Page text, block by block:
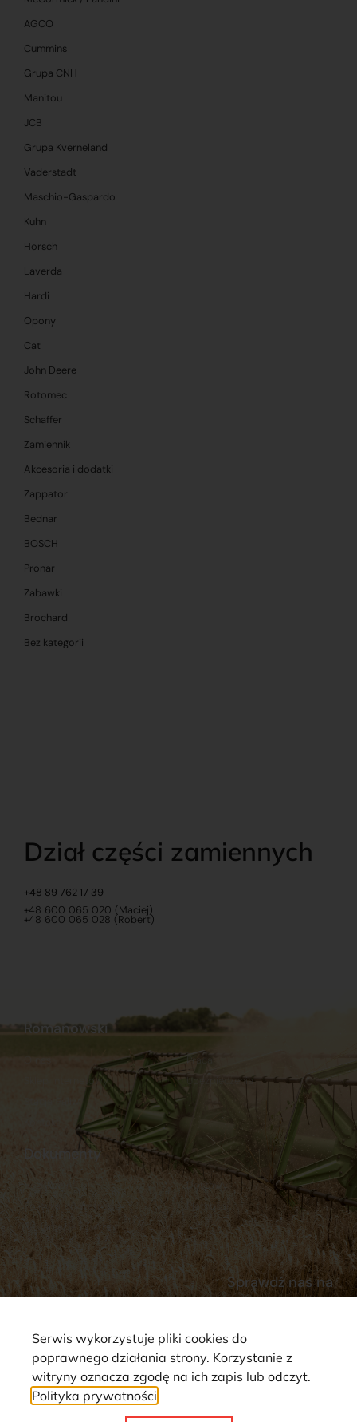
AGCO
Cummins
Grupa CNH
Manitou
JCB
Grupa Kverneland
Vaderstadt
Maschio-Gaspardo
Kuhn
Horsch
Laverda
Hardi
Opony
Cat
John Deere
Rotomec
Schaffer
Zamiennik
Akcesoria i dodatki
Zappator
Bednar
BOSCH
Pronar
Zabawki
Brochard
Bez kategorii
Dział części zamiennych
+48 89 762 17 39
+48 600 065 020 (Maciej)
+48 600 065 028 (Robert)
Dokumenty
Regulamin
Polityka prywatności
Reklamacje i zwroty
Dostawy
Płatności
Romanowski
Sklep internetowy
Praca
Ubezpieczenia
Sprawdź nas na
Strona wykorzystuje pliki cookie. Wszystkie prawa zastrzeżone ©
Serwis wykorzystuje pliki cookies do
poprawnego działania strony. Korzystanie z
witryny oznacza zgodę na ich zapis lub odczyt.
Polityka prywatności